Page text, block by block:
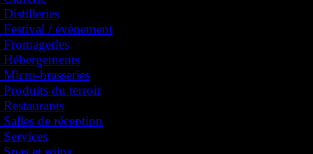
Distilleries
Festival / évènement
Fromageries
Hébergements
Micro-brasseries
Produits du terroir
Restaurants
Salles de réception
Services
Arts et spectacles
Attractions
Autres
Boulangeries - Pâtisseries
Boutique
Cabanes à sucre
Café
Cidrerie
Distilleries
Festival / évènement
Fromageries
Hébergements